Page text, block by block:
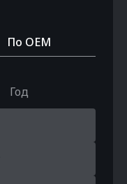
По OEM
Год